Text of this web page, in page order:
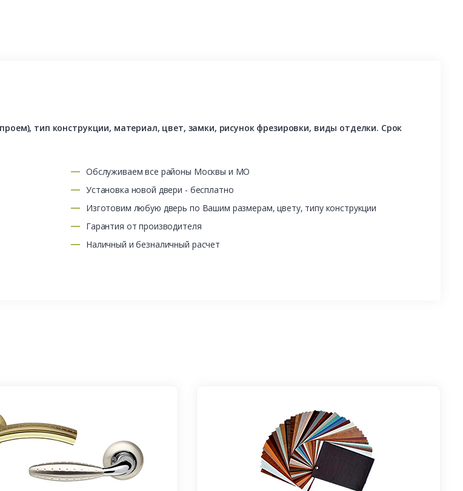
тип конструкции, материал, цвет, замки, рисунок фрезировки, виды отделки. Срок
Обслуживаем все районы Москвы и МО
Установка новой двери - бесплатно
Изготовим любую дверь по Вашим размерам, цвету, типу конструкции
Гарантия от производителя
Наличный и безналичный расчет